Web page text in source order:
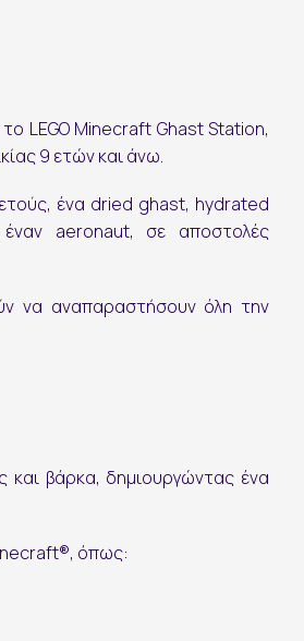
LEGO Minecraft Ghast Station,
9 ετών και άνω.
ένα dried ghast, hydrated
aeronaut, σε αποστολές
να αναπαραστήσουν όλη την
και βάρκα, δημιουργώντας ένα
όπως: